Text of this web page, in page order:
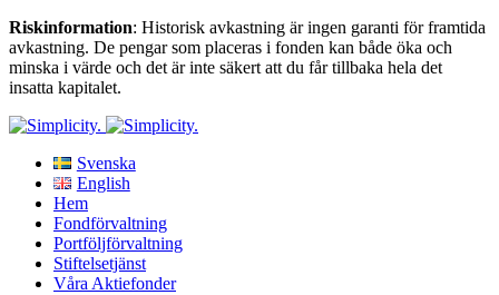
Riskinformation: Historisk avkastning är ingen garanti för framtida
avkastning. De pengar som placeras i fonden kan både öka och
minska i värde och det är inte säkert att du får tillbaka hela det
insatta kapitalet.
Svenska
English
Hem
Fondförvaltning
Portföljförvaltning
Stiftelsetjänst
Våra Aktiefonder